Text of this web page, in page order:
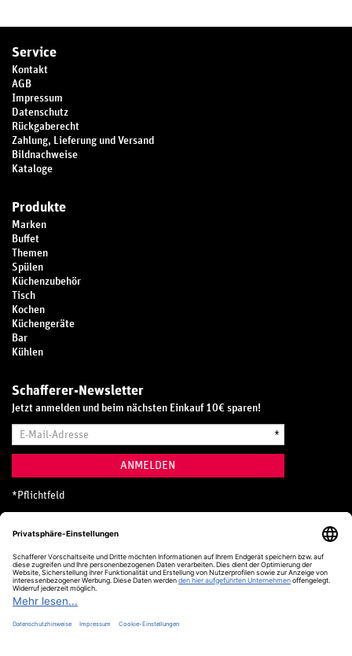
Service
Kontakt
AGB
Impressum
Datenschutz
Rückgaberecht
Zahlung, Lieferung und Versand
Bildnachweise
Kataloge
Produkte
Marken
Buffet
Themen
Spülen
Küchenzubehör
Tisch
Kochen
Küchengeräte
Bar
Kühlen
Schafferer-Newsletter
Jetzt anmelden und beim nächsten Einkauf 10€ sparen!
Mail-
*
ANMELDEN
* Pflichtfeld
Hotline
0800 20 70 300 (D)
Kostenlos aus dem deutschen Festnetz
24 Stunden / 365 Tage im Jahr